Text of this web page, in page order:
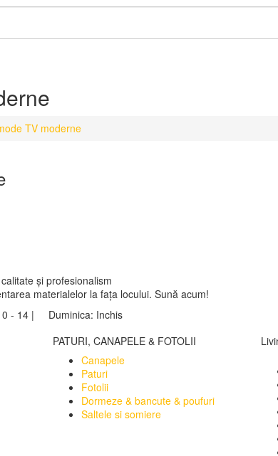
TV moderne
și profesionalism
materialelor la fața locului. Sună acum!
- 14 | Duminica: Inchis
PATURI, CANAPELE & FOTOLII
Canapele
Paturi
Fotolii
Dormeze & bancute & poufuri
Saltele si somiere